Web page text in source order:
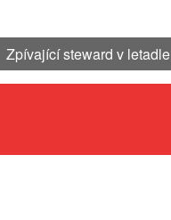
Zpívající steward v letadle